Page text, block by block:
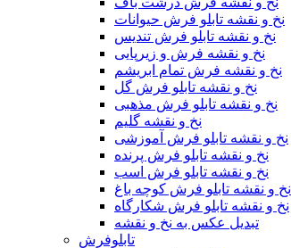
نخ و نقشه تابلو فرش حیوانات
نخ و نقشه تابلو فرش تندیس
نخ و نقشه فرش و زیرپایی
نخ و نقشه فرش تمام ابریشم
نخ و نقشه تابلو فرش گل
نخ و نقشه تابلو فرش مذهبی
نخ و نقشه گلیم
نخ و نقشه تابلو فرش آموزشی
نخ و نقشه تابلو فرش پرنده
نخ و نقشه تابلو فرش اسب
نخ و نقشه تابلو فرش کوچه باغ
نخ و نقشه تابلو فرش شکارگاه
تبدیل عکس به نخ و نقشه
تابلوفرش